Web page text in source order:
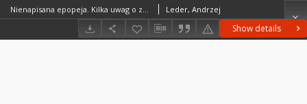
Show details
Nienapisana epopeja. Kilka uwag o zapomnianym wyzwoleniu Leder, Andrzej